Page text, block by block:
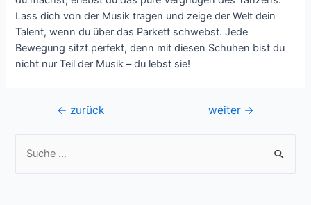
Lass dich von der Musik tragen und zeige der Welt dein
Talent, wenn du über das Parkett schwebst. Jede
Bewegung sitzt perfekt, denn mit diesen Schuhen bist du
nicht nur Teil der Musik – du lebst sie!
Beitragsnavigation
← zurück weiter →